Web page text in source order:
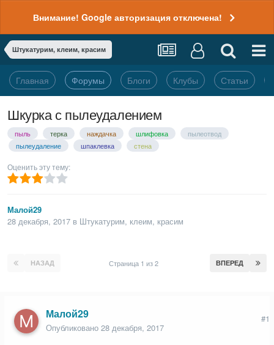
Внимание! Google авторизация отключена!
Штукатурим, клеим, красим
Главная Форумы Блоги Клубы Статьи
Шкурка с пылеудалением
пыль терка наждачка шлифовка
пылеотвод
пылеудаление
шпаклевка стена
Оценить эту тему:
Малой29
28 декабря, 2017 в Штукатурим, клеим, красим
НАЗАД ВПЕРЕД
Страница 1 из 2
Малой29
Опубликовано 28 декабря, 2017
#1